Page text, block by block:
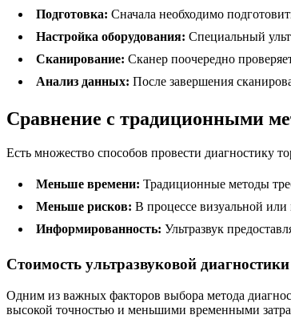
Подготовка: Сначала необходимо
Настройка оборудования: Специальный
Сканирование: Сканер поочередно
Анализ данных: После завершения
Сравнение с традиционными
Есть множество способов провести диагностику
Меньше времени: Традиционные методы
Меньше рисков: В процессе визуальной
Информированность: Ультразвук
Стоимость ультразвуковой диагностики
Одним из важных факторов выбора метода
высокой точностью и меньшими временными